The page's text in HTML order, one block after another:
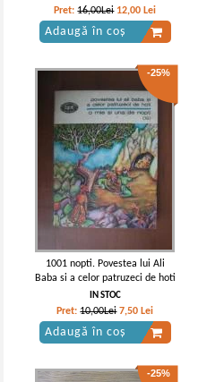
Pret:16,00Lei 12,00 Lei
Adaugă în coș
-25%
1001 nopti. Povestea lui Ali
Baba si a celor patruzeci de hoti
IN STOC
Pret:10,00Lei 7,50 Lei
Adaugă în coș
-25%